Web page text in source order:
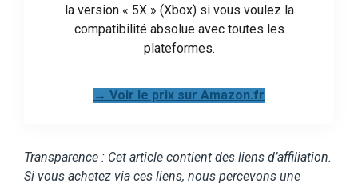
la version « 5X » (Xbox) si vous voulez la
compatibilité absolue avec toutes les
plateformes.
→ Voir le prix sur Amazon.fr
Transparence : Cet article contient des liens d’affiliation.
Si vous achetez via ces liens, nous percevons une